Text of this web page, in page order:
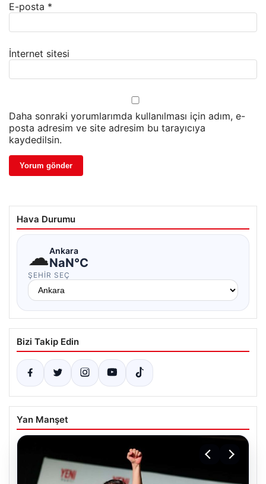
E-posta *
İnternet sitesi
Daha sonraki yorumlarımda kullanılması için adım, e-
posta adresim ve site adresim bu tarayıcıya
kaydedilsin.
Hava Durumu
☁Ankara
NaN°C
ŞEHIR SEÇ
Bizi Takip Edin
Yan Manşet